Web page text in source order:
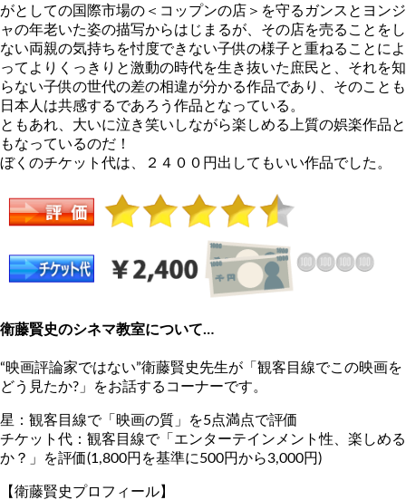
がとしての国際市場の＜コップンの店＞を守るガンスとヨンジ
ャの年老いた姿の描写からはじまるが、その店を売ることをし
ない両親の気持ちを忖度できない子供の様子と重ねることによ
ってよりくっきりと激動の時代を生き抜いた庶民と、それを知
らない子供の世代の差の相違が分かる作品であり、そのことも
日本人は共感するであろう作品となっている。
ともあれ、大いに泣き笑いしながら楽しめる上質の娯楽作品と
もなっているのだ！
ぼくのチケット代は、２４００円出してもいい作品でした。
衛藤賢史のシネマ教室について…
“映画評論家ではない”衛藤賢史先生が「観客目線でこの映画を
どう見たか?」をお話するコーナーです。
星：観客目線で「映画の質」を5点満点で評価
チケット代：観客目線で「エンターテインメント性、楽しめる
か？」を評価(1,800円を基準に500円から3,000円)
【衛藤賢史プロフィール】